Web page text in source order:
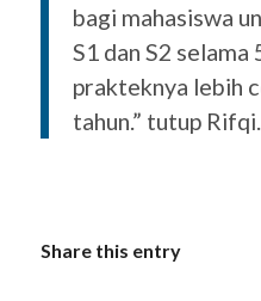
bagi mahasiswa
S1 dan S2 selama
prakteknya lebih
tahun.” tutup
Share this entry